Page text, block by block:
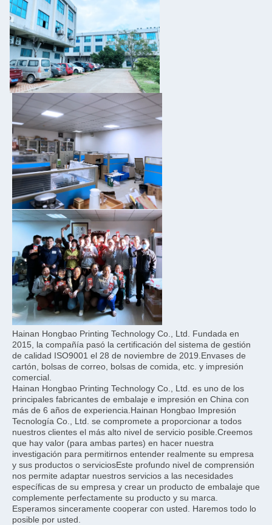
Hainan Hongbao Printing Technology Co., Ltd. Fundada en
2015, la compañía pasó la certificación del sistema de gestión
de calidad ISO9001 el 28 de noviembre de 2019.Envases de
cartón, bolsas de correo, bolsas de comida, etc. y impresión
comercial.
Hainan Hongbao Printing Technology Co., Ltd. es uno de los
principales fabricantes de embalaje e impresión en China con
más de 6 años de experiencia.Hainan Hongbao Impresión
Tecnología Co., Ltd. se compromete a proporcionar a todos
nuestros clientes el más alto nivel de servicio posible.Creemos
que hay valor (para ambas partes) en hacer nuestra
investigación para permitirnos entender realmente su empresa
y sus productos o serviciosEste profundo nivel de comprensión
nos permite adaptar nuestros servicios a las necesidades
específicas de su empresa y crear un producto de embalaje que
complemente perfectamente su producto y su marca.
Esperamos sinceramente cooperar con usted. Haremos todo lo
posible por usted.